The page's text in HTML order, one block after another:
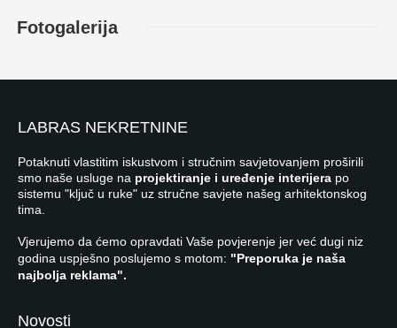
Fotogalerija
LABRAS NEKRETNINE
Potaknuti vlastitim iskustvom i stručnim savjetovanjem proširili
smo naše usluge na projektiranje i uređenje interijera po
sistemu "ključ u ruke" uz stručne savjete našeg arhitektonskog
tima.
Vjerujemo da ćemo opravdati Vaše povjerenje jer već dugi niz
godina uspješno poslujemo s motom: "Preporuka je naša
najbolja reklama".
Novosti